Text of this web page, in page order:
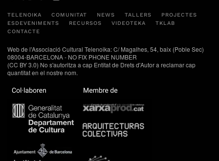
TELENOIKA COMUNITAT NEWS TALLERS
PROJECTES
ESDEVENIMENTS
RECURSOS VIDEOTEKA
TKLAB
CONTACTE
Web de l'Associació Cultural Telenoika: C/ Magalhes, 54, baix (Poble Sec)
08004-BARCELONA - NO FIX PHONE NUMBER
(CC BY 3.0) No s'autoritza a cap Entitat de Drets d'Autor a reclamar cap
quantitat en el nostre nom.